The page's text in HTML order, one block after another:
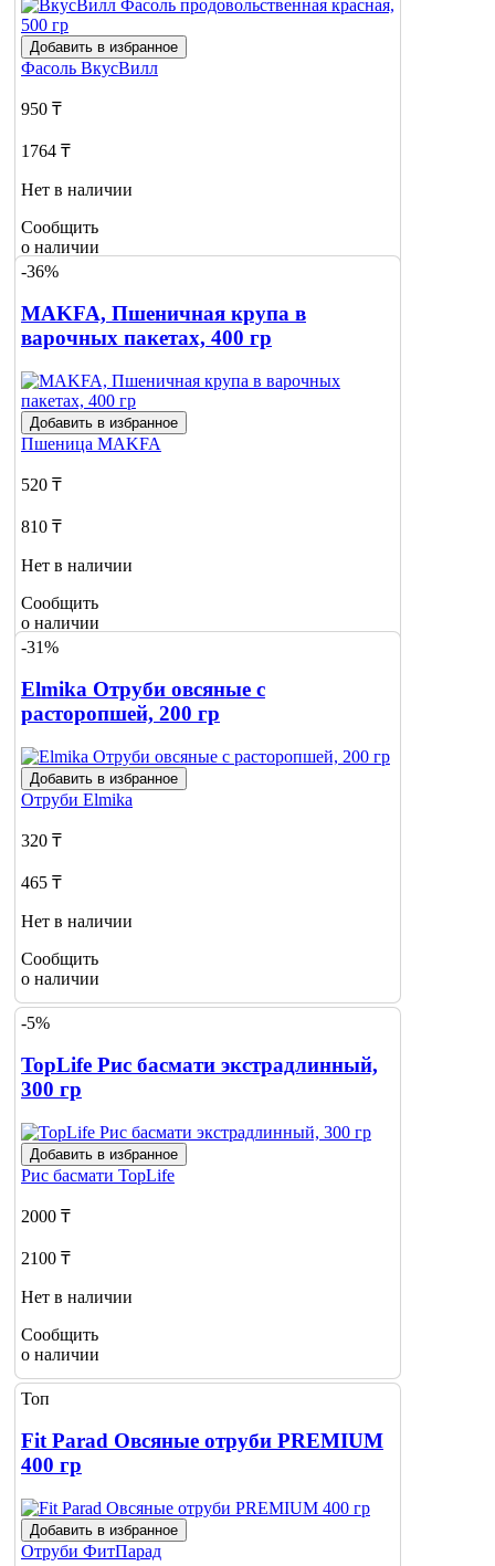
Добавить в избранное
Фасоль ВкусВилл
950 ₸
1764 ₸
Нет в наличии
Сообщить
о наличии
-36%
MAKFA, Пшеничная крупа в
варочных пакетах, 400 гр
Добавить в избранное
Пшеница MAKFA
520 ₸
810 ₸
Нет в наличии
Сообщить
о наличии
-31%
Elmika Отруби овсяные с
расторопшей, 200 гр
Добавить в избранное
Отруби Elmika
320 ₸
465 ₸
Нет в наличии
Сообщить
о наличии
-5%
TopLife Рис басмати экстрадлинный,
300 гр
Добавить в избранное
Рис басмати TopLife
2000 ₸
2100 ₸
Нет в наличии
Сообщить
о наличии
Топ
Fit Parad Овсяные отруби PREMIUM
400 гр
Добавить в избранное
Отруби ФитПарад